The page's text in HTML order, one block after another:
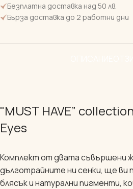
Безплатна доставка над 50 лв.
Бърза доставка до 2 работни дни
"MUST HAVE”
Eyes
Комплект от двата съвършени
дълготрайните ни сенки, ще ви
блясък и натурални пигменти,